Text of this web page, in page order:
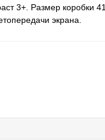
3+. Размер коробки
экрана.